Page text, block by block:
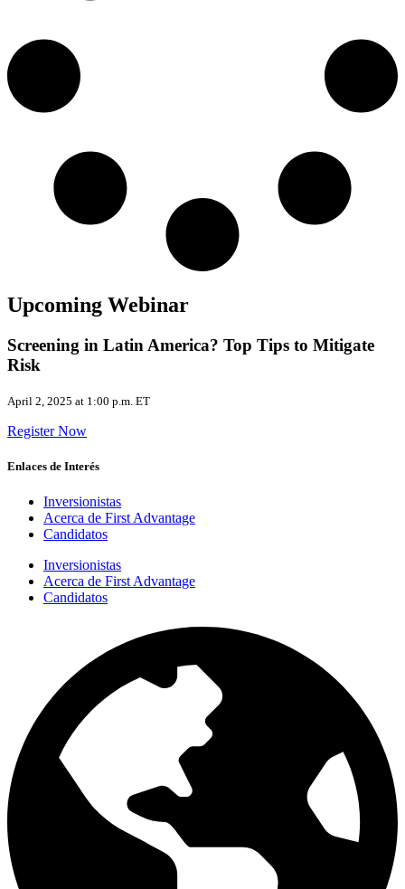
Upcoming Webinar
Screening in Latin America? Top Tips to Mitigate
Risk
April 2, 2025 at 1:00 p.m. ET
Register Now
Enlaces de Interés
Inversionistas
Acerca de First Advantage
Candidatos
Inversionistas
Acerca de First Advantage
Candidatos